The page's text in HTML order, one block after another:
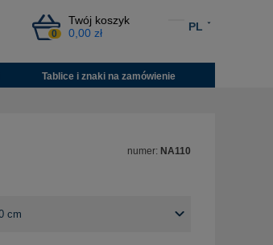
Twój koszyk
0 0,00 zł
PL
Tablice i znaki na zamówienie
numer: NA110